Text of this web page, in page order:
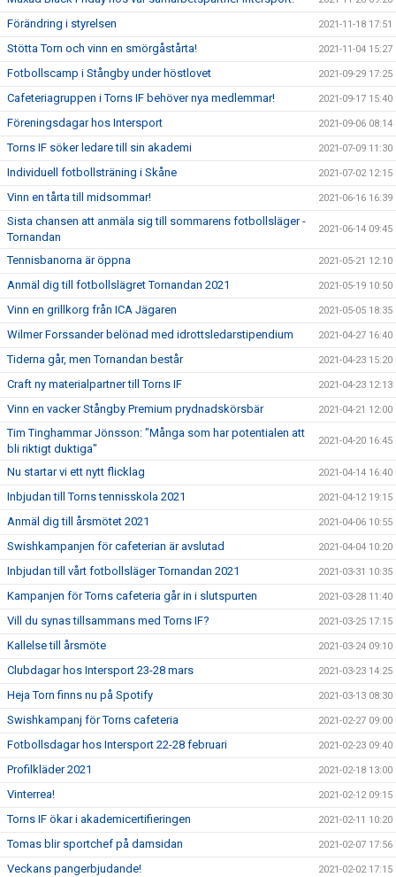
Förändring i styrelsen 2021-11-18 17:51
Stötta Torn och vinn en smörgåstårta! 2021-11-04 15:27
Fotbollscamp i Stångby under höstlovet 2021-09-29 17:25
Cafeteriagruppen i Torns IF behöver nya medlemmar! 2021-09-17 15:40
Föreningsdagar hos Intersport 2021-09-06 08:14
Torns IF söker ledare till sin akademi 2021-07-09 11:30
Individuell fotbollsträning i Skåne 2021-07-02 12:15
Vinn en tårta till midsommar! 2021-06-16 16:39
Sista chansen att anmäla sig till sommarens fotbollsläger -
Tornandan
2021-06-14 09:45
Tennisbanorna är öppna 2021-05-21 12:10
Anmäl dig till fotbollslägret Tornandan 2021 2021-05-19 10:50
Vinn en grillkorg från ICA Jägaren 2021-05-05 18:35
Wilmer Forssander belönad med idrottsledarstipendium 2021-04-27 16:40
Tiderna går, men Tornandan består 2021-04-23 15:20
Craft ny materialpartner till Torns IF 2021-04-23 12:13
Vinn en vacker Stångby Premium prydnadskörsbär 2021-04-21 12:00
Tim Tinghammar Jönsson: "Många som har potentialen att
bli riktigt duktiga"
2021-04-20 16:45
Nu startar vi ett nytt flicklag 2021-04-14 16:40
Inbjudan till Torns tennisskola 2021 2021-04-12 19:15
Anmäl dig till årsmötet 2021 2021-04-06 10:55
Swishkampanjen för cafeterian är avslutad 2021-04-04 10:20
Inbjudan till vårt fotbollsläger Tornandan 2021 2021-03-31 10:35
Kampanjen för Torns cafeteria går in i slutspurten 2021-03-28 11:40
Vill du synas tillsammans med Torns IF? 2021-03-25 17:15
Kallelse till årsmöte 2021-03-24 09:10
Clubdagar hos Intersport 23-28 mars 2021-03-23 14:25
Heja Torn finns nu på Spotify 2021-03-13 08:30
Swishkampanj för Torns cafeteria 2021-02-27 09:00
Fotbollsdagar hos Intersport 22-28 februari 2021-02-23 09:40
Profilkläder 2021 2021-02-18 13:00
Vinterrea! 2021-02-12 09:15
Torns IF ökar i akademicertifieringen 2021-02-11 10:20
Tomas blir sportchef på damsidan 2021-02-07 17:56
Veckans pangerbjudande! 2021-02-02 17:15